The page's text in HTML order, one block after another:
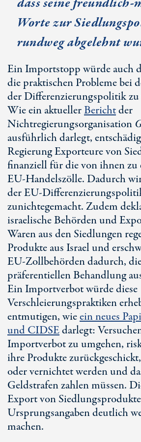
Worte zur
rundweg abgelehnt
Ein Importstopp würde auch
die praktischen Probleme bei
der Differenzierungspolitik
Wie ein aktuellerBerichtder
Nichtregierungsorganisation
ausführlich darlegt,
Regierung Exporteure von
finanziell für die von ihnen
EU-Handelszölle. Dadurch
der EU-Di
zunichtegemacht. Zudem
israelische Behörden und
Waren aus den Siedlungen
Produkte aus Israel und
EU-Zollbehörden dadurch,
präferentiellen Behandlung
Ein Importverbot würde diese
Verschleierungspraktiken
entmutigen, wieein neues
und CIDSEdarlegt:
Importverbot zu umgehen,
ihre Produkte
oder vernichtet werden und
Geldstrafen zahlen müssen.
Export von
Ursprungsangaben deutlich
machen.